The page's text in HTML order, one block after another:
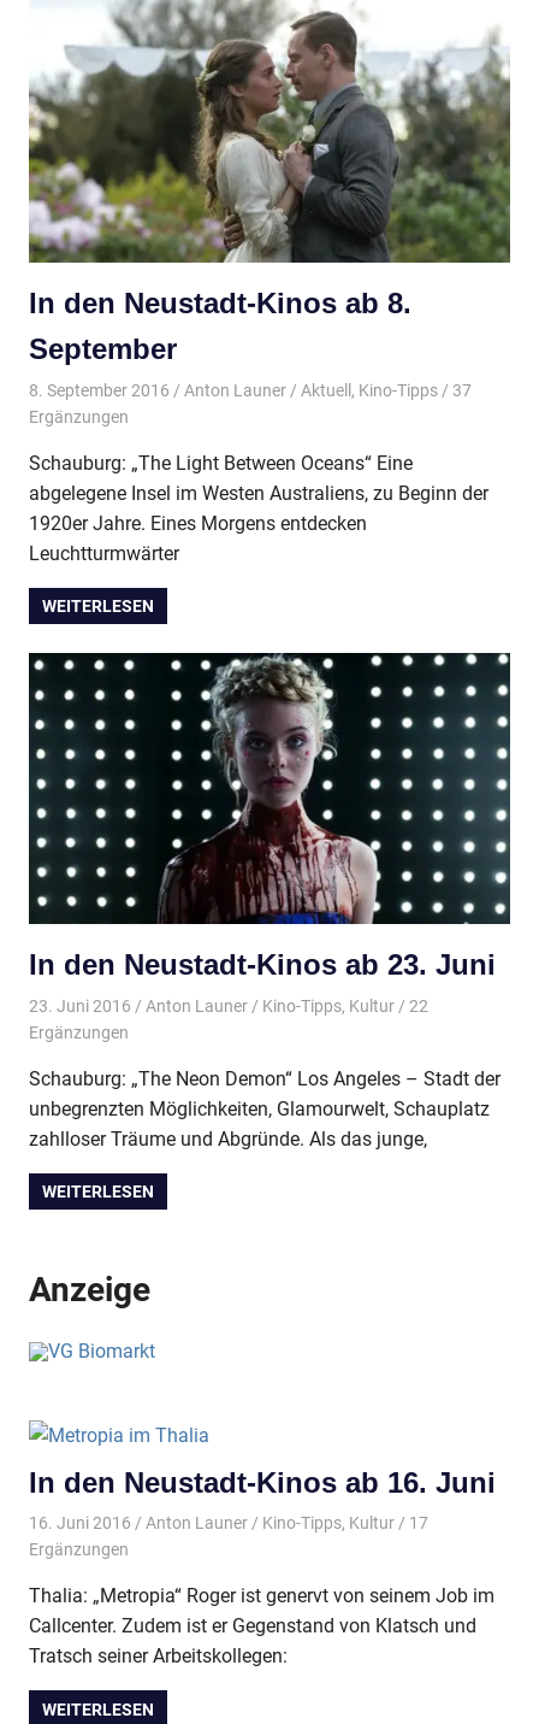
In den Neustadt-Kinos ab 8.
September
8. September 2016 Anton Launer Aktuell , Kino-Tipps/ 37
Ergänzungen
Schauburg: „The Light Between Oceans“ Eine
abgelegene Insel im Westen Australiens, zu Beginn der
1920er Jahre. Eines Morgens entdecken
Leuchtturmwärter
WEITERLESEN
In den Neustadt-Kinos ab 23. Juni
23. Juni 2016 Anton Launer Kino-Tipps, Kultur/ 22
Ergänzungen
Schauburg: „The Neon Demon“ Los Angeles – Stadt der
unbegrenzten Möglichkeiten, Glamourwelt, Schauplatz
zahlloser Träume und Abgründe. Als das junge,
WEITERLESEN
Anzeige
In den Neustadt-Kinos ab 16. Juni
16. Juni 2016 Anton Launer Kino-Tipps, Kultur/ 17
Ergänzungen
Thalia: „Metropia“ Roger ist genervt von seinem Job im
Callcenter. Zudem ist er Gegenstand von Klatsch und
Tratsch seiner Arbeitskollegen:
WEITERLESEN